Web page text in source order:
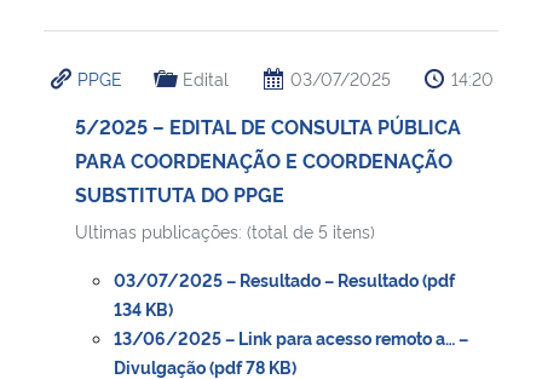
PPGE Edital 03/07/2025 14:20
5/2025 – EDITAL DE CONSULTA PÚBLICA
PARA COORDENAÇÃO E COORDENAÇÃO
SUBSTITUTA DO PPGE
Ultimas publicações: (total de 5 itens)
03/07/2025 – Resultado – Resultado (pdf
134 KB)
13/06/2025 – Link para acesso remoto a… –
Divulgação (pdf 78 KB)